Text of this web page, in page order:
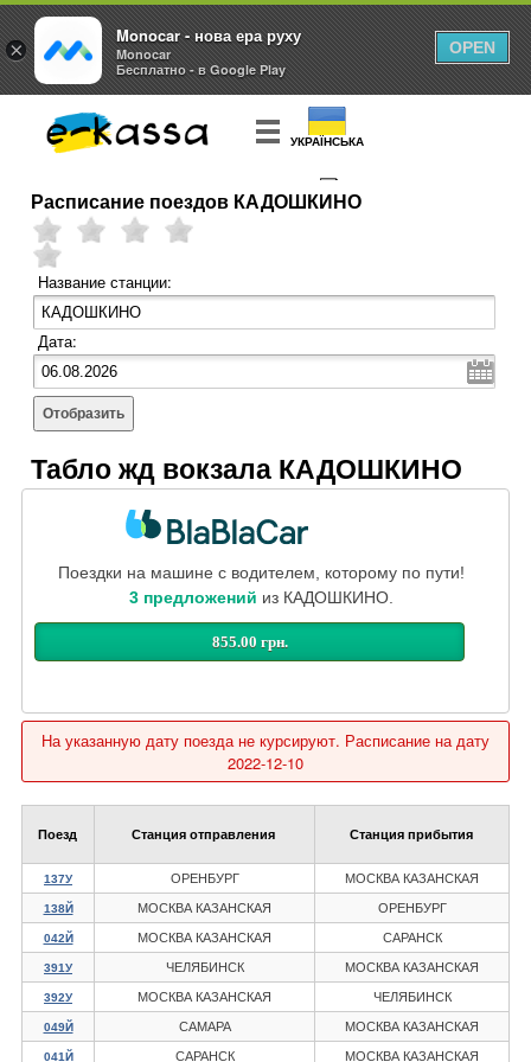
УКРАЇНСЬКА
КУПИТЬ БИЛЕТ
Расписание поездов КАДОШКИНО
Название станции:
Дата:
Отобразить
Табло жд вокзала КАДОШКИНО
Поездки на машине с водителем, которому по пути!
3 предложений из КАДОШКИНО.
855.00 грн.
На указанную дату поезда не курсируют. Расписание на дату
2022-12-10
Поезд Станция отправления Станция прибытия
137У ОРЕНБУРГ МОСКВА КАЗАНСКАЯ
138Й МОСКВА КАЗАНСКАЯ ОРЕНБУРГ
042Й МОСКВА КАЗАНСКАЯ САРАНСК
391У ЧЕЛЯБИНСК МОСКВА КАЗАНСКАЯ
392У МОСКВА КАЗАНСКАЯ ЧЕЛЯБИНСК
049Й САМАРА МОСКВА КАЗАНСКАЯ
041Й САРАНСК МОСКВА КАЗАНСКАЯ
×
Monocar - нова ера руху
Monocar
Бесплатно - в Google Play
OPEN